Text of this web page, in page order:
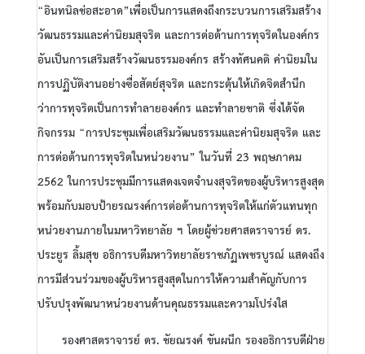
“อินทนิลช่อสะอาด”เพื่อเป็นการแสดงถึงกระบวนการเสริมสร้าง
วัฒนธรรมและค่านิยมสุจริต และการต่อต้านการทุจริตในองค์กร
อันเป็นการเสริมสร้างวัฒนธรรมองค์กร สร้างทัศนคติ ค่านิยมใน
การปฏิบัติงานอย่างซื่อสัตย์สุจริต และกระตุ้นให้เกิดจิตสำนึก
ว่าการทุจริตเป็นการทำลายองค์กร และทำลายชาติ ซึ่งได้จัด
กิจกรรม “การประชุมเพื่อเสริมวัฒนธรรมและค่านิยมสุจริต และ
การต่อต้านการทุจริตในหน่วยงาน” ในวันที่ 23 พฤษภาคม
2562 ในการประชุมมีการแสดงเจตจำนงสุจริตของผู้บริหารสูงสุด
พร้อมกับมอบป้ายรณรงค์การต่อต้านการทุจริตให้แก่ตัวแทนทุก
หน่วยงานภายในมหาวิทยาลัย ฯ โดยผู้ช่วยศาสตราจารย์ ดร.
ประยูร ลิ้มสุข อธิการบดีมหาวิทยาลัยราชภัฏเพชรบูรณ์ แสดงถึง
การมีส่วนร่วมของผู้บริหารสูงสุดในการให้ความสำคัญกับการ
ปรับปรุงพัฒนาหน่วยงานด้านคุณธรรมและความโปร่งใส
รองศาสตราจารย์ ดร. ชัยณรงค์ ขันผนึก รองอธิการบดีฝ่าย